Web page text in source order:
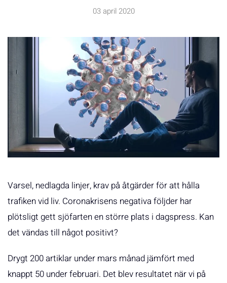
03 april 2020
Varsel, nedlagda linjer, krav på åtgärder för att hålla
trafiken vid liv. Coronakrisens negativa följder har
plötsligt gett sjöfarten en större plats i dagspress. Kan
det vändas till något positivt?
Drygt 200 artiklar under mars månad jämfört med
knappt 50 under februari. Det blev resultatet när vi på